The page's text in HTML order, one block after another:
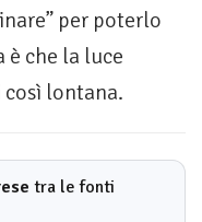
per poterlo
che la luce
lontana.
tra le fonti